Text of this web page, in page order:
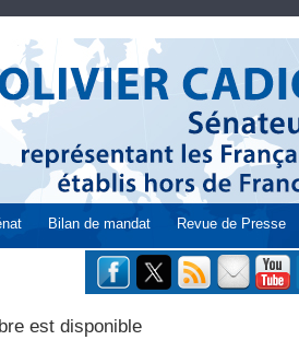
Bilan de mandat Revue de Presse
est disponible